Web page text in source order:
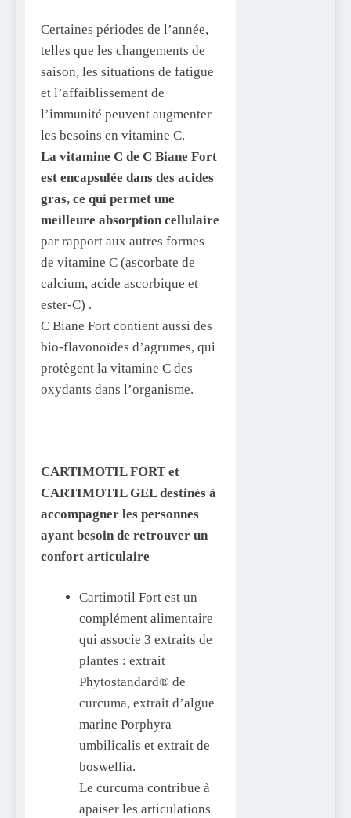
Certaines périodes de l’année,
telles que les changements de
saison, les situations de fatigue
et l’affaiblissement de
l’immunité peuvent augmenter
les besoins en vitamine C.
La vitamine C de C Biane Fort
est encapsulée dans des acides
gras, ce qui permet une
meilleure absorption cellulaire
par rapport aux autres formes
de vitamine C (ascorbate de
calcium, acide ascorbique et
ester-C) .
C Biane Fort contient aussi des
bio-flavonoïdes d’agrumes, qui
protègent la vitamine C des
oxydants dans l’organisme.
CARTIMOTIL FORT et
CARTIMOTIL GEL destinés à
accompagner les personnes
ayant besoin de retrouver un
confort articulaire
Cartimotil Fort est un
complément alimentaire
qui associe 3 extraits de
plantes : extrait
Phytostandard® de
curcuma, extrait d’algue
marine Porphyra
umbilicalis et extrait de
boswellia.
Le curcuma contribue à
apaiser les articulations